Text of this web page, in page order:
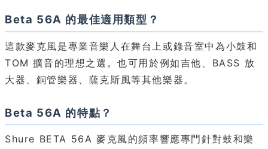
Beta 56A 的最佳適用類型？
這款麥克風是專業音樂人在舞台上或錄音室中為小鼓和
TOM 擴音的理想之選。也可用於例如吉他、BASS 放
大器、銅管樂器、薩克斯風等其他樂器。
Beta 56A 的特點？
Shure BETA 56A 麥克風的頻率響應專門針對鼓和樂